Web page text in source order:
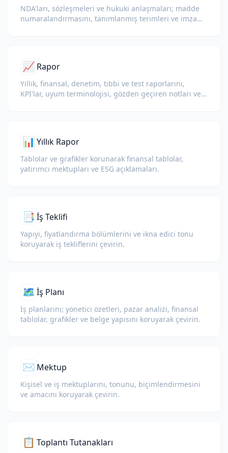
NDA'ları, sözleşmeleri ve hukuki anlaşmaları; madde
numaralandırmasını, tanımlanmış terimleri ve imza
📈 Rapor
Yıllık, finansal, denetim, tıbbi ve test raporlarını,
KPI'lar, uyum terminolojisi, gözden geçiren notları ve
📊 Yıllık Rapor
Tablolar ve grafikler korunarak finansal tablolar,
yatırımcı mektupları ve ESG açıklamaları.
📑 İş Teklifi
Yapıyı, fiyatlandırma bölümlerini ve ikna edici tonu
koruyarak iş tekliflerini çevirin.
🗺️ İş Planı
İş planlarını; yönetici özetleri, pazar analizi, finansal
tablolar, grafikler ve belge yapısını koruyarak çevirin.
✉️ Mektup
Kişisel ve iş mektuplarını, tonunu, biçimlendirmesini
ve amacını koruyarak çevirin.
📋 Toplantı Tutanakları